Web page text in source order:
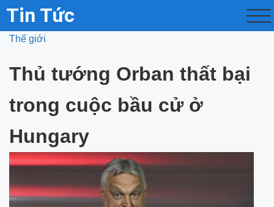
Tin Tức
Thế giới
Thủ tướng Orban thất bại
trong cuộc bầu cử ở
Hungary